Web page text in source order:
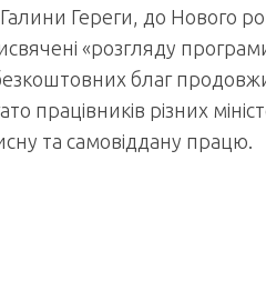
Гереги, до Нового
«розгляду
благ
працівників різних
та самовіддану працю.